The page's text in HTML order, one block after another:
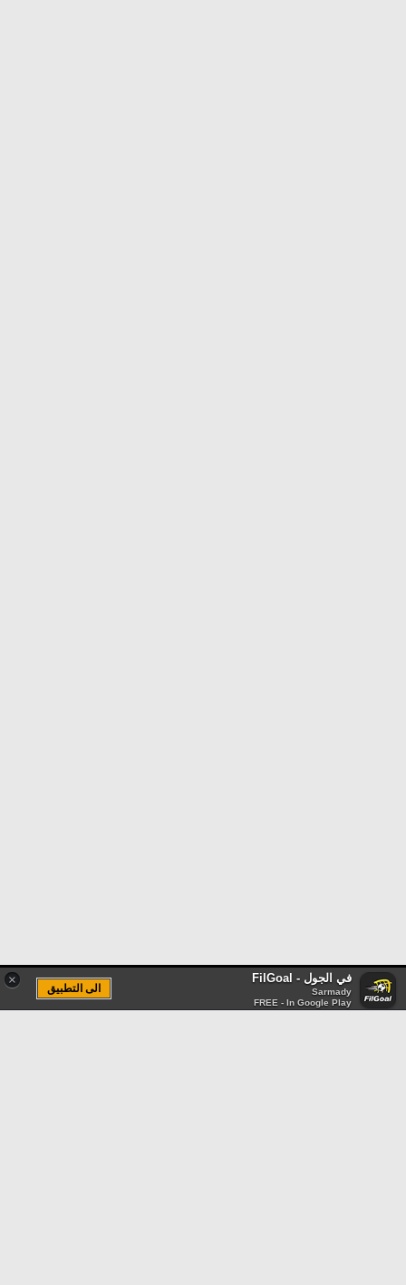
× في الجول - FilGoal
Sarmady
FREE - In Google Play
الى التطبيق